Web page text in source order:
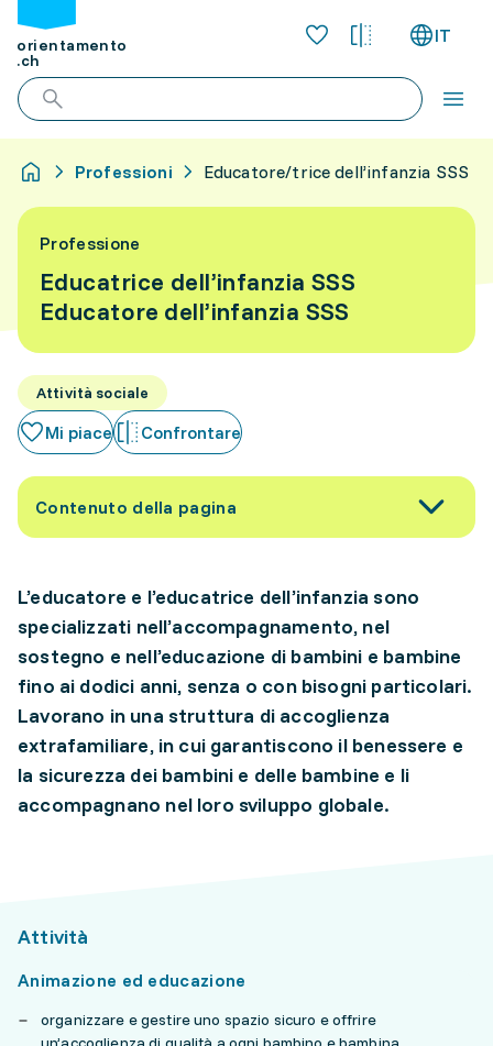
orientamento
.ch
IT
Professioni Educatore/trice dell’infanzia SSS
Professione
Educatrice dell’infanzia SSS
Educatore dell’infanzia SSS
Attività sociale
Mi piace Confrontare
Contenuto della pagina
L’educatore e l’educatrice dell’infanzia sono
specializzati nell’accompagnamento, nel
sostegno e nell’educazione di bambini e bambine
fino ai dodici anni, senza o con bisogni particolari.
Lavorano in una struttura di accoglienza
extrafamiliare, in cui garantiscono il benessere e
la sicurezza dei bambini e delle bambine e li
accompagnano nel loro sviluppo globale.
Attività
Animazione ed educazione
organizzare e gestire uno spazio sicuro e offrire